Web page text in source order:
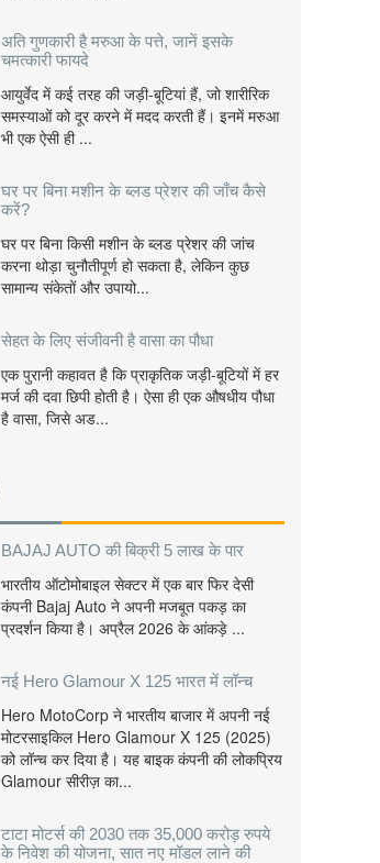
अति गुणकारी है मरुआ के पत्ते, जानें इसके
चमत्कारी फायदे
आयुर्वेद में कई तरह की जड़ी-बूटियां हैं, जो शारीरिक
समस्याओं को दूर करने में मदद करती हैं। इनमें मरुआ
भी एक ऐसी ही ...
घर पर बिना मशीन के ब्लड प्रेशर की जाँच कैसे
करें?
घर पर बिना किसी मशीन के ब्लड प्रेशर की जांच
करना थोड़ा चुनौतीपूर्ण हो सकता है, लेकिन कुछ
सामान्य संकेतों और उपायो...
सेहत के लिए संजीवनी है वासा का पौधा
एक पुरानी कहावत है कि प्राकृतिक जड़ी-बूटियों में हर
मर्ज की दवा छिपी होती है। ऐसा ही एक औषधीय पौधा
है वासा, जिसे अड...
BAJAJ AUTO की बिक्री 5 लाख के पार
भारतीय ऑटोमोबाइल सेक्टर में एक बार फिर देसी
कंपनी Bajaj Auto ने अपनी मजबूत पकड़ का
प्रदर्शन किया है। अप्रैल 2026 के आंकड़े ...
नई Hero Glamour X 125 भारत में लॉन्च
Hero MotoCorp ने भारतीय बाजार में अपनी नई
मोटरसाइकिल Hero Glamour X 125 (2025)
को लॉन्च कर दिया है। यह बाइक कंपनी की लोकप्रिय
Glamour सीरीज़ का...
टाटा मोटर्स की 2030 तक 35,000 करोड़ रुपये
के निवेश की योजना, सात नए मॉडल लाने की